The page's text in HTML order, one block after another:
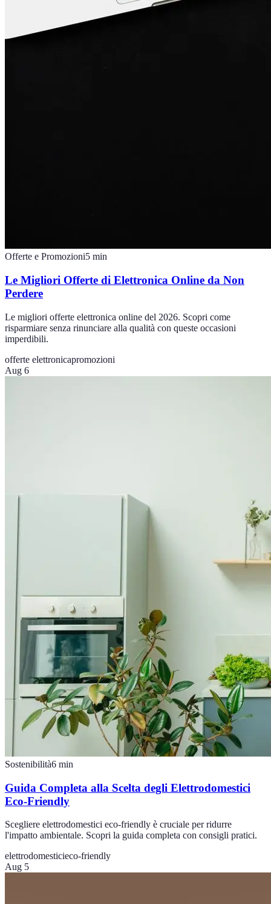
Offerte e Promozioni5 min
Le Migliori Offerte di Elettronica Online da Non
Perdere
Le migliori offerte elettronica online del 2026. Scopri come
risparmiare senza rinunciare alla qualità con queste occasioni
imperdibili.
offerte elettronicapromozioni
Aug 6
Sostenibilità6 min
Guida Completa alla Scelta degli Elettrodomestici
Eco-Friendly
Scegliere elettrodomestici eco-friendly è cruciale per ridurre
l'impatto ambientale. Scopri la guida completa con consigli pratici.
elettrodomesticieco-friendly
Aug 5